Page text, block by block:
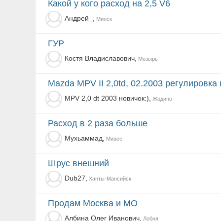
какой у кого расход на 2,5 V6
Андрей_, Минск
ГУР
Костя Владиславович, Мозырь
Mazda MPV II 2,0td, 02.2003 регулировка
MPV 2,0 dt 2003 новичок:), Жодино
Расход в 2 раза больше
Мухьаммад, Миасс
Шрус внешний
Dub27, Ханты-Мансийск
продам Москва и МО
Албина Олег Иванович, Лобня